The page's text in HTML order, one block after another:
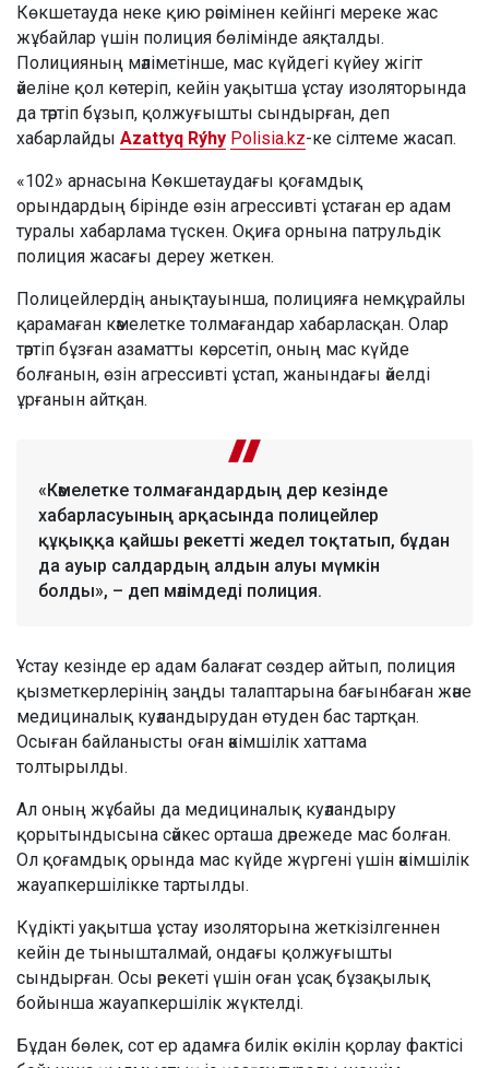
Көкшетауда неке қию рәсімінен кейінгі мереке жас
жұбайлар үшін полиция бөлімінде аяқталды.
Полицияның мәліметінше, мас күйдегі күйеу жігіт
әйеліне қол көтеріп, кейін уақытша ұстау изоляторында
да тәртіп бұзып, қолжуғышты сындырған, деп
хабарлайды Azattyq Rýhy Polisia.kz-ке сілтеме жасап.
«102» арнасына Көкшетаудағы қоғамдық
орындардың бірінде өзін агрессивті ұстаған ер адам
туралы хабарлама түскен. Оқиға орнына патрульдік
полиция жасағы дереу жеткен.
Полицейлердің анықтауынша, полицияға немқұрайлы
қарамаған кәмелетке толмағандар хабарласқан. Олар
тәртіп бұзған азаматты көрсетіп, оның мас күйде
болғанын, өзін агрессивті ұстап, жанындағы әйелді
ұрғанын айтқан.
«Кәмелетке толмағандардың дер кезінде
хабарласуының арқасында полицейлер
құқыққа қайшы әрекетті жедел тоқтатып, бұдан
да ауыр салдардың алдын алуы мүмкін
болды», – деп мәлімдеді полиция.
Ұстау кезінде ер адам балағат сөздер айтып, полиция
қызметкерлерінің заңды талаптарына бағынбаған және
медициналық куәландырудан өтуден бас тартқан.
Осыған байланысты оған әкімшілік хаттама
толтырылды.
Ал оның жұбайы да медициналық куәландыру
қорытындысына сәйкес орташа дәрежеде мас болған.
Ол қоғамдық орында мас күйде жүргені үшін әкімшілік
жауапкершілікке тартылды.
Күдікті уақытша ұстау изоляторына жеткізілгеннен
кейін де тынышталмай, ондағы қолжуғышты
сындырған. Осы әрекеті үшін оған ұсақ бұзақылық
бойынша жауапкершілік жүктелді.
Бұдан бөлек, сот ер адамға билік өкілін қорлау фактісі